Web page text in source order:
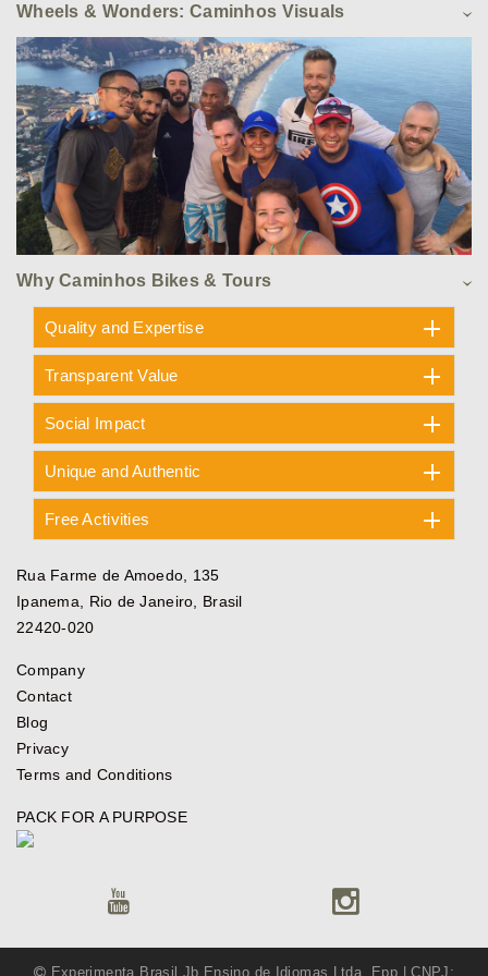
Wheels & Wonders: Caminhos Visuals
Why Caminhos Bikes & Tours
Quality and Expertise
Transparent Value
Social Impact
Unique and Authentic
Free Activities
Rua Farme de Amoedo, 135
Ipanema, Rio de Janeiro, Brasil
22420-020
Company
Contact
Blog
Privacy
Terms and Conditions
PACK FOR A PURPOSE
Experimenta Brasil Jb Ensino de Idiomas Ltda. Epp | CNPJ: